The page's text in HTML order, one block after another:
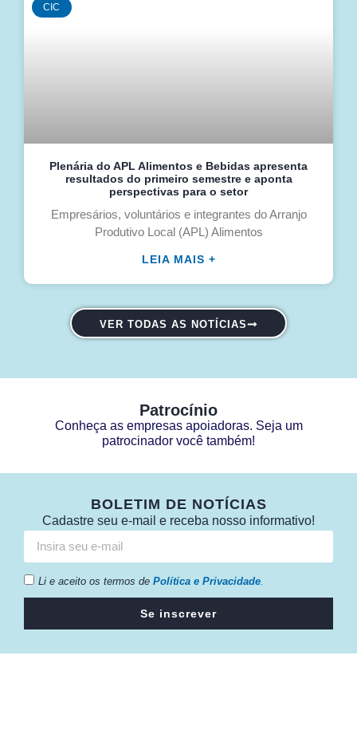
CIC
Plenária do APL Alimentos e Bebidas apresenta
resultados do primeiro semestre e aponta
perspectivas para o setor
Empresários, voluntários e integrantes do Arranjo
Produtivo Local (APL) Alimentos
LEIA MAIS +
VER TODAS AS NOTÍCIAS
Patrocínio
Conheça as empresas apoiadoras. Seja um
patrocinador você também!
BOLETIM DE NOTÍCIAS
Cadastre seu e-mail e receba nosso informativo!
Li e aceito os termos de Política e Privacidade.
Se inscrever